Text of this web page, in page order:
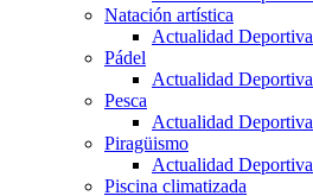
Natación artística
Actualidad Deportiva
Pádel
Actualidad Deportiva
Pesca
Actualidad Deportiva
Piragüismo
Actualidad Deportiva
Piscina climatizada